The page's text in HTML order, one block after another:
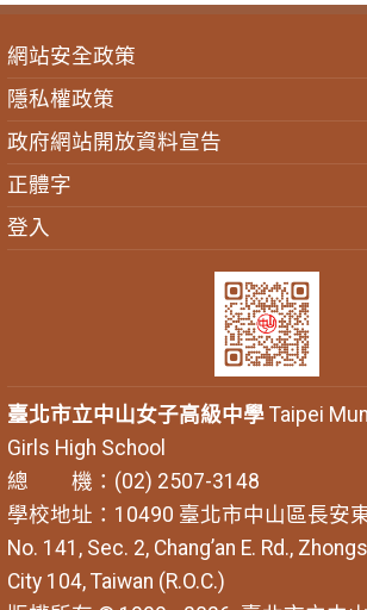
網站安全政策
隱私權政策
政府網站開放資料宣告
正體字
登入
臺北市立中山女子高級中學Taipei
Girls High School
總 機：(02) 2507-3148
學校地址：10490 臺北市中山區長安
No. 141, Sec. 2, Chang’an E. Rd.,
City 104, Taiwan (R.O.C.)